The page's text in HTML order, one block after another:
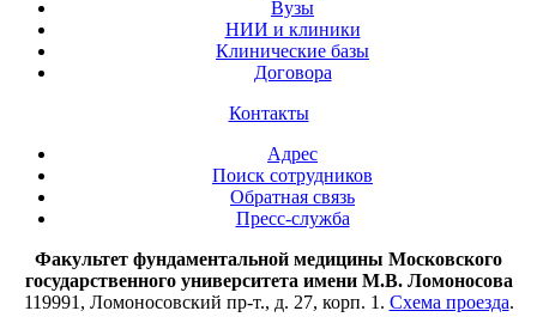
Вузы
НИИ и клиники
Клинические базы
Договора
Контакты
Адрес
Поиск сотрудников
Обратная связь
Пресс-служба
Факультет фундаментальной медицины Московского
государственного университета имени М.В. Ломоносова
119991, Ломоносовский пр-т., д. 27, корп. 1. Схема проезда.